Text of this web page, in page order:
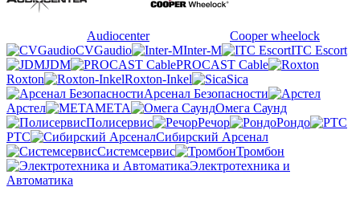
Audiocenter
Cooper wheelock
CVGaudio
Inter-M
ITC Escort
JDM
PROCAST Cable
Roxton
Roxton-Inkel
Sica
Арсенал Безопасности
Арстел
МЕТА
Омега Саунд
Полисервис
Речор
Рондо
РТС
Сибирский Арсенал
Системсервис
Тромбон
Электротехника и
Автоматика